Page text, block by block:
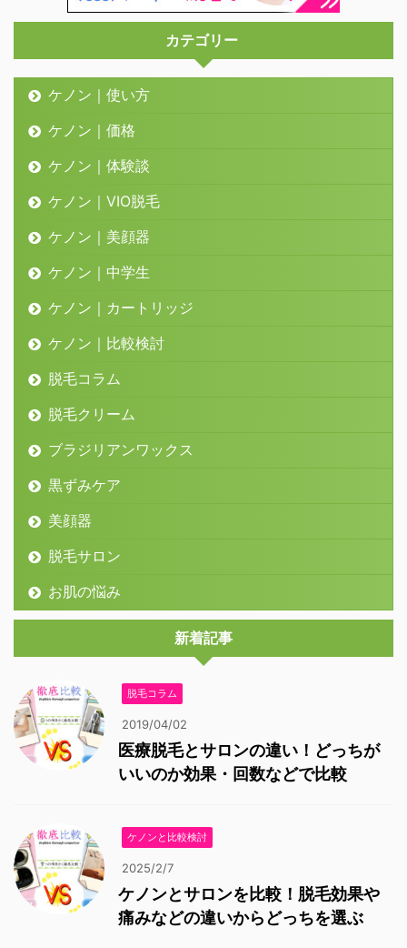
カテゴリー
ケノン｜使い方
ケノン｜価格
ケノン｜体験談
ケノン｜VIO脱毛
ケノン｜美顔器
ケノン｜中学生
ケノン｜カートリッジ
ケノン｜比較検討
脱毛コラム
脱毛クリーム
ブラジリアンワックス
黒ずみケア
美顔器
脱毛サロン
お肌の悩み
新着記事
脱毛コラム
2019/04/02
医療脱毛とサロンの違い！どっちが
いいのか効果・回数などで比較
ケノンと比較検討
2025/2/7
ケノンとサロンを比較！脱毛効果や
痛みなどの違いからどっちを選ぶ